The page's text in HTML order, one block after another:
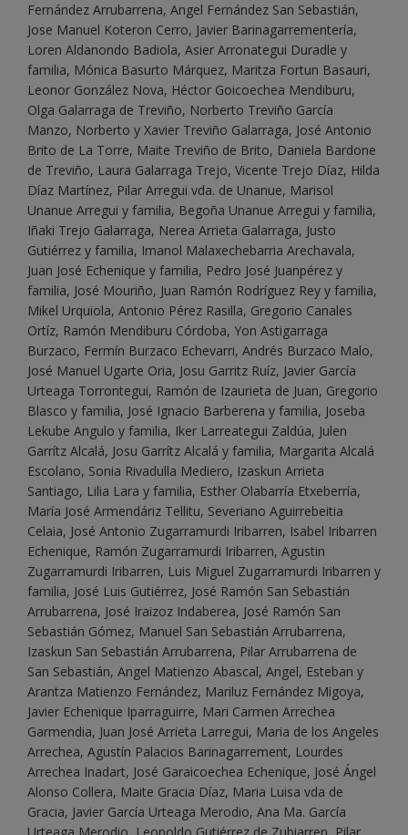
Fernández Arrubarrena, Angel Fernández San Sebastián,
Jose Manuel Koteron Cerro, Javier Barinagarrementería,
Loren Aldanondo Badiola, Asier Arronategui Duradle y
familia, Mónica Basurto Márquez, Maritza Fortun Basauri,
Leonor González Nova, Héctor Goicoechea Mendiburu,
Olga Galarraga de Treviño, Norberto Treviño García
Manzo, Norberto y Xavier Treviño Galarraga, José Antonio
Brito de La Torre, Maite Treviño de Brito, Daniela Bardone
de Treviño, Laura Galarraga Trejo, Vicente Trejo Díaz, Hilda
Díaz Martínez, Pilar Arregui vda. de Unanue, Marisol
Unanue Arregui y familia, Begoña Unanue Arregui y familia,
Iñaki Trejo Galarraga, Nerea Arrieta Galarraga, Justo
Gutiérrez y familia, Imanol Malaxechebarria Arechavala,
Juan José Echenique y familia, Pedro José Juanpérez y
familia, José Mouriño, Juan Ramón Rodríguez Rey y familia,
Mikel Urquiola, Antonio Pérez Rasilla, Gregorio Canales
Ortíz, Ramón Mendiburu Córdoba, Yon Astigarraga
Burzaco, Fermín Burzaco Echevarri, Andrés Burzaco Malo,
José Manuel Ugarte Oria, Josu Garritz Ruíz, Javier García
Urteaga Torrontegui, Ramón de Izaurieta de Juan, Gregorio
Blasco y familia, José Ignacio Barberena y familia, Joseba
Lekube Angulo y familia, Iker Larreategui Zaldúa, Julen
Garrítz Alcalá, Josu Garrítz Alcalá y familia, Margarita Alcalá
Escolano, Sonia Rivadulla Mediero, Izaskun Arrieta
Santiago, Lilia Lara y familia, Esther Olabarría Etxeberría,
María José Armendáriz Tellitu, Severiano Aguirrebeitia
Celaia, José Antonio Zugarramurdi Iribarren, Isabel Iribarren
Echenique, Ramón Zugarramurdi Iribarren, Agustin
Zugarramurdi Iribarren, Luis Miguel Zugarramurdi Iribarren y
familia, José Luis Gutiérrez, José Ramón San Sebastián
Arrubarrena, José Iraizoz Indaberea, José Ramón San
Sebastián Gómez, Manuel San Sebastián Arrubarrena,
Izaskun San Sebastián Arrubarrena, Pilar Arrubarrena de
San Sebastián, Angel Matienzo Abascal, Angel, Esteban y
Arantza Matienzo Fernández, Mariluz Fernández Migoya,
Javier Echenique Iparraguirre, Mari Carmen Arrechea
Garmendia, Juan José Arrieta Larregui, Maria de los Angeles
Arrechea, Agustín Palacios Barinagarrement, Lourdes
Arrechea Inadart, José Garaicoechea Echenique, José Ángel
Alonso Collera, Maite Gracia Díaz, Maria Luisa vda de
Gracia, Javier García Urteaga Merodio, Ana Ma. García